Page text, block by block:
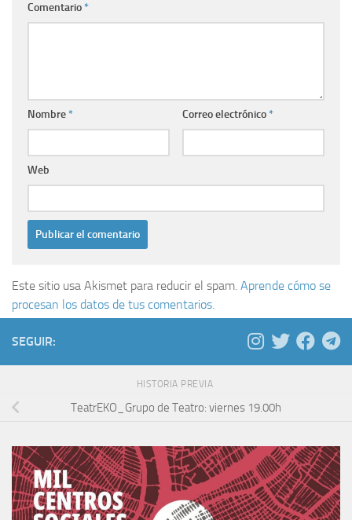
Comentario*
Nombre* Correo electrónico*
Web
Este sitio usa Akismet para reducir el spam. Aprende cómo se
procesan los datos de tus comentarios.
SEGUIR:
HISTORIA PREVIA
TeatrEKO_Grupo de Teatro: viernes 19.00h